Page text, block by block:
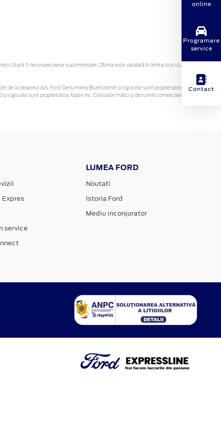
că pot fi necesare piese suplimentare. Oferta este valabilă în limita stocului
de la dealerul dvs. Ford. Denumirea Bluetooth® și logourile sunt proprietatea
logourile sunt proprietatea Apple Inc. Celelalte mărci și denumiri comerciale sunt
Expres
service
LUMEA FORD
Noutati
Istoria Ford
Mediu inconjurator
online
Programare
service
Contact